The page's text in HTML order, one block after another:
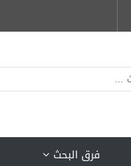
فرق البحث